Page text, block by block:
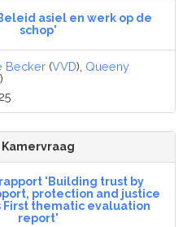
asiel en werk op de
schop'
Becker (VVD), Queeny
)
Kamervraag
'Building trust by
protection and justice
First thematic evaluation
report'